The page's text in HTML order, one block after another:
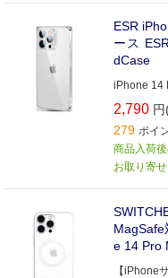
ESR
ース
dCase
iPhone 14
2,790
279 ポイ
商品入荷
お取り寄せ
e 14 Pro
【iPhone